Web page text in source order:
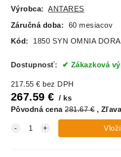
Výrobca: ANTARES
Záručná doba: 60 mesiacov
Kód: 1850 SYN OMNIA
Dostupnosť: Zákazková
217.55 € bez DPH
267.59 €
ks
Pôvodná cena 281.67€